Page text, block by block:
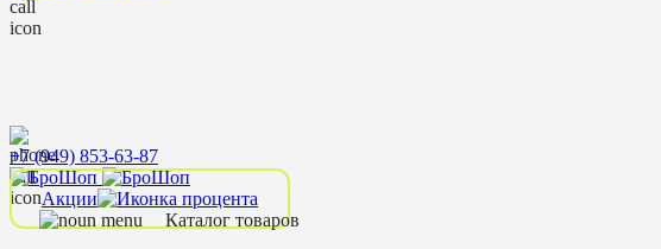
+7 (949) 853-63-87
Акции
Каталог товаров